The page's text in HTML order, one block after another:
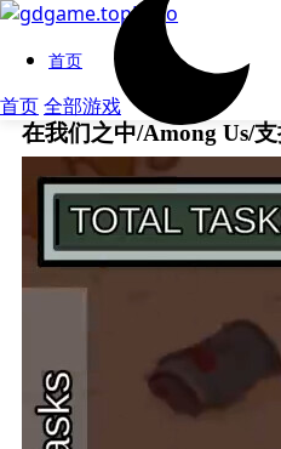
首页
首页全部游戏
在我们之中/Among Us/